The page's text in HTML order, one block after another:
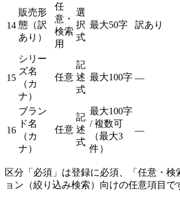
14
販売形
態（訳
あり）
任
意・
検索
用
選
択
式
最大50字 訳あり
15
シリー
ズ名
（カ
ナ）
任意
記
述
式
最大100字 —
16
ブラン
ド名
（カ
ナ）
任意
記
述
式
最大100字
/ 複数可
（最大3
件）
—
区分「必須」は登録に必須、「任意・検
ョン（絞り込み検索）向けの任意項目で